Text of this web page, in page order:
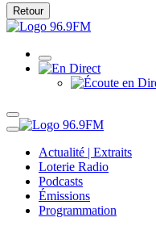
Retour
Actualité | Extraits
Loterie Radio
Podcasts
Émissions
Programmation